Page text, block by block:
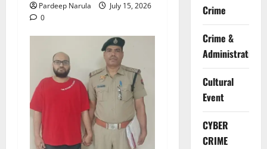
Pardeep Narula
July 15, 2026
0
Crime
Crime &
Administration
Cultural
Event
CYBER
CRIME